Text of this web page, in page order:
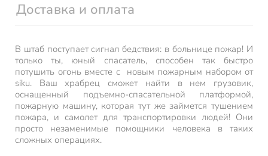
Доставка и оплата
В штаб поступает сигнал бедствия: в больнице пожар! И
только ты, юный спасатель, способен так быстро
потушить огонь вместе с новым пожарным набором от
siku. Ваш храбрец сможет найти в нем грузовик,
оснащенный подъемно-спасательной платформой,
пожарную машину, которая тут же займется тушением
пожара, и самолет для транспортировки людей! Они
просто незаменимые помощники человека в таких
сложных операциях.